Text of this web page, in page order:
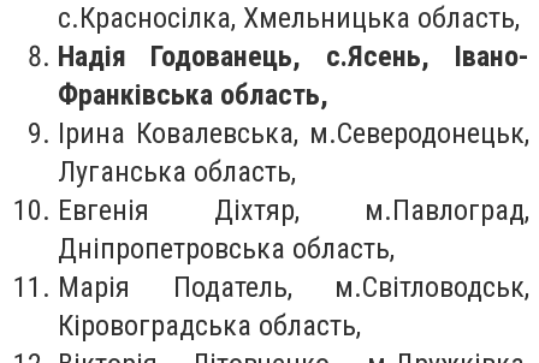
с.Красносілка, Хмельницька область,
Надія Годованець, с.Ясень, Івано-
Франківська область,
Ірина Ковалевська, м.Северодонецьк,
Луганська область,
Евгенія Діхтяр, м.Павлоград,
Дніпропетровська область,
Марія Податель, м.Світловодськ,
Кіровоградська область,